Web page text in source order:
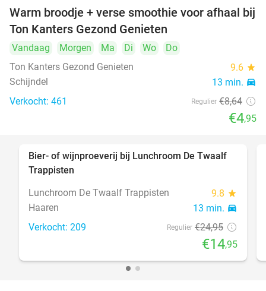
43%
Warm broodje + verse smoothie voor afhaal bij
Ton Kanters Gezond Genieten
Vandaag Morgen Ma Di Wo
Do
Ton Kanters Gezond Genieten
9.6 star
Schijndel 13 min. directions_car
Verkocht: 461 Regulier €8,64
€4,95
40%
Bier- of wijnproeverij bij Lunchroom De Twaalf
Trappisten
Lunchroom De Twaalf Trappisten
9.8 star
Haaren 13 min. directions_car
Verkocht: 209 Regulier €24,95
€14,95